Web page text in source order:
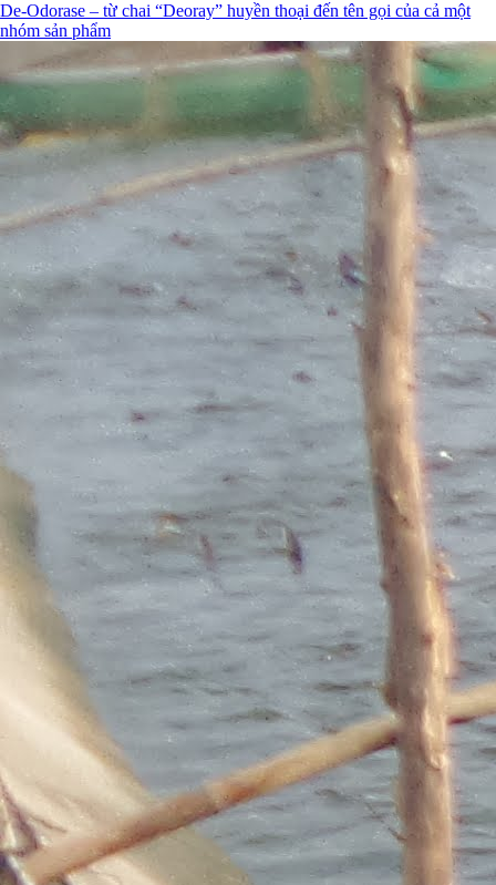
De-Odorase – từ chai “Deoray” huyền thoại đến tên gọi của cả một
nhóm sản phẩm